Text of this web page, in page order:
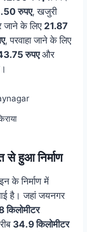
रुपए, खजुरी
जाने के लिए 21.87
, परवाहा जाने के लिए
रुपएऔर
हुआ निर्माण
के निर्माण में
है। जहां जयनगर
34.9 किलोमीटर